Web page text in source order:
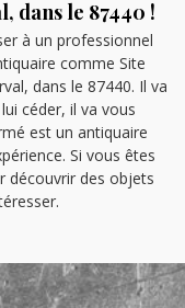
dans le 87440 !
à un professionnel
comme Site
dans le 87440. Il va
céder, il va vous
est un antiquaire
Si vous êtes
découvrir des objets